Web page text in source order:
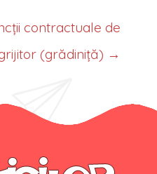
contractuale de
(grădiniță) →